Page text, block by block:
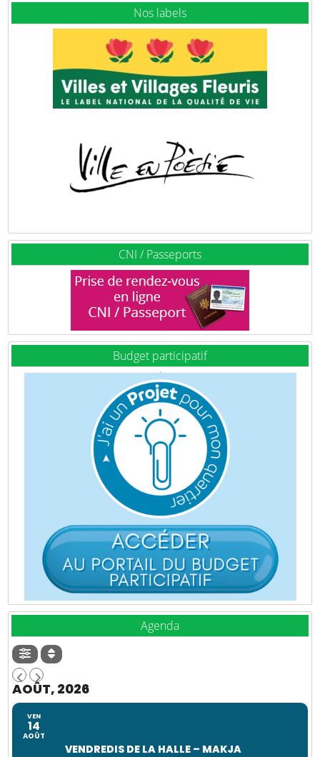
Nos labels
CNI / Passeports
Budget participatif
Agenda
AOÛT, 2026
VEN
14
AOÛT
VENDREDIS DE LA HALLE – MAKJA